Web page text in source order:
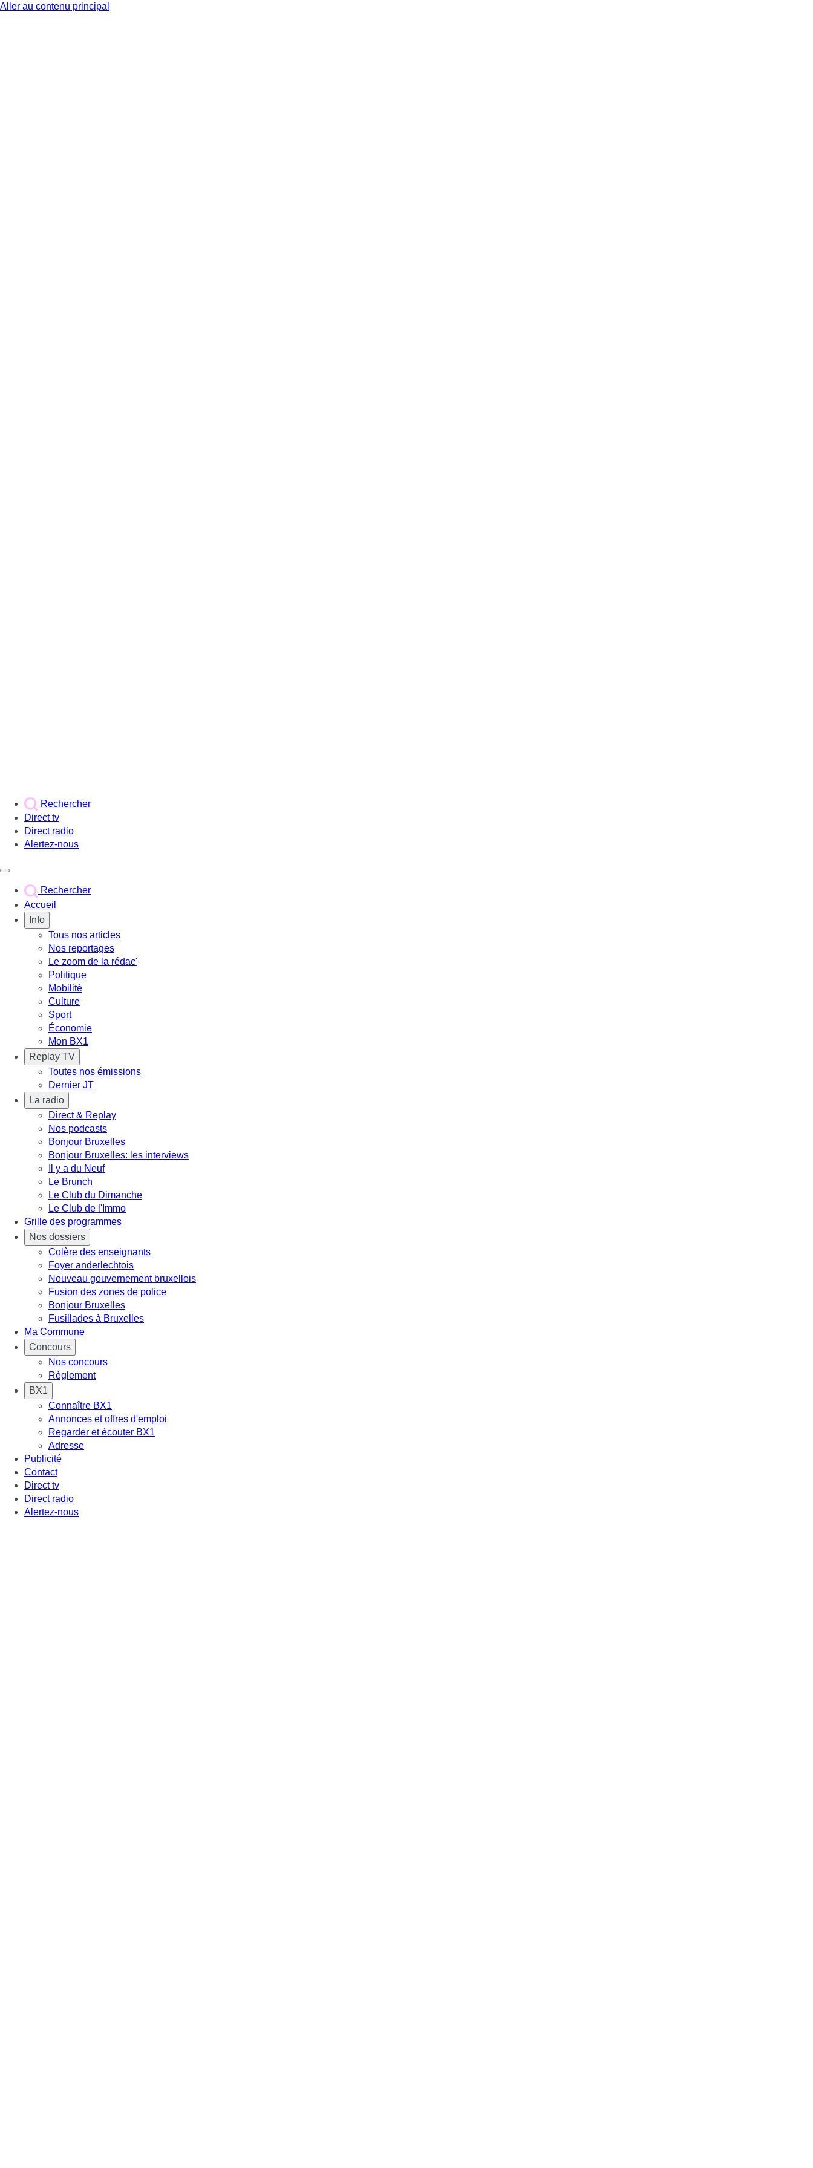
Aller au contenu principal
Rechercher
Direct tv
Direct radio
Alertez-nous
Rechercher
Accueil
Info
Tous nos articles
Nos reportages
Le zoom de la rédac'
Politique
Mobilité
Culture
Sport
Économie
Mon BX1
Replay TV
Toutes nos émissions
Dernier JT
La radio
Direct & Replay
Nos podcasts
Bonjour Bruxelles
Bonjour Bruxelles: les interviews
Il y a du Neuf
Le Brunch
Le Club du Dimanche
Le Club de l'Immo
Grille des programmes
Nos dossiers
Colère des enseignants
Foyer anderlechtois
Nouveau gouvernement bruxellois
Fusion des zones de police
Bonjour Bruxelles
Fusillades à Bruxelles
Ma Commune
Concours
Nos concours
Règlement
BX1
Connaître BX1
Annonces et offres d'emploi
Regarder et écouter BX1
Adresse
Publicité
Contact
Direct tv
Direct radio
Alertez-nous